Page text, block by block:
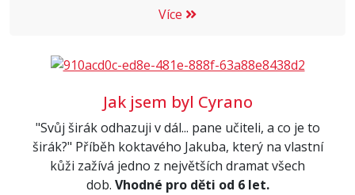
Více
Jak jsem byl Cyrano
"Svůj širák odhazuji v dál... pane učiteli, a co je to
širák?" Příběh koktavého Jakuba, který na vlastní
kůži zažívá jedno z největších dramat všech
dob. Vhodné pro děti od 6 let.